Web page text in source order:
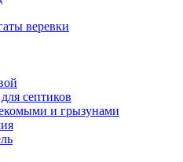
веревки
септиков
и грызунами